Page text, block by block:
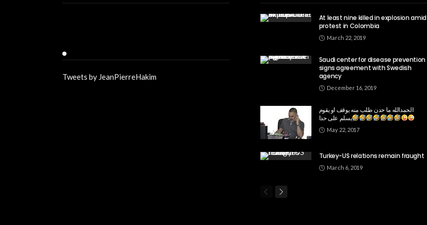
Tweets by JeanPierreHakim
At least nine killed in explosion amid
protest in Colombia
March 22, 2019
Saudi center for disease prevention
signs agreement with Swedish
agency
December 16, 2019
الحمدالله ما حدن طلب منه يوقف او يقوم
يسلم على حدا
May 22, 2017
Turkey-US relations remain fraught
March 6, 2019